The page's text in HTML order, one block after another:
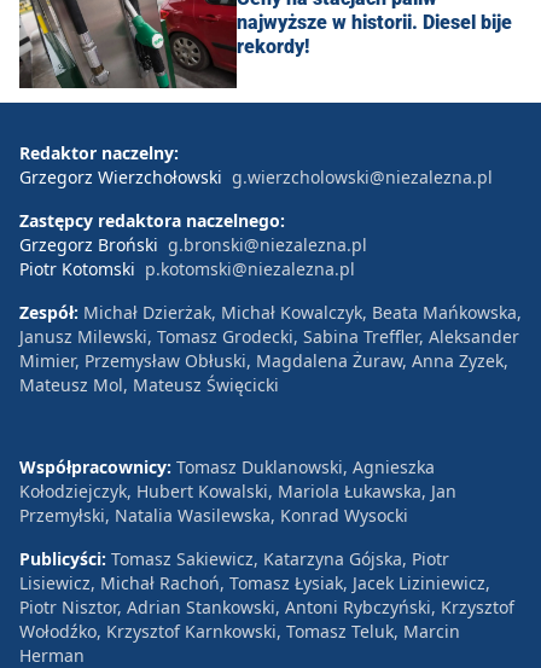
najwyższe w historii. Diesel bije
rekordy!
Redaktor naczelny:
Grzegorz Wierzchołowski g.wierzcholowski@niezalezna.pl
Zastępcy redaktora naczelnego:
Grzegorz Broński g.bronski@niezalezna.pl
Piotr Kotomski p.kotomski@niezalezna.pl
Zespół: Michał Dzierżak, Michał Kowalczyk, Beata Mańkowska,
Janusz Milewski, Tomasz Grodecki, Sabina Treffler, Aleksander
Mimier, Przemysław Obłuski, Magdalena Żuraw, Anna Zyzek,
Mateusz Mol, Mateusz Święcicki
Współpracownicy: Tomasz Duklanowski, Agnieszka
Kołodziejczyk, Hubert Kowalski, Mariola Łukawska, Jan
Przemyłski, Natalia Wasilewska, Konrad Wysocki
Publicyści: Tomasz Sakiewicz, Katarzyna Gójska, Piotr
Lisiewicz, Michał Rachoń, Tomasz Łysiak, Jacek Liziniewicz,
Piotr Nisztor, Adrian Stankowski, Antoni Rybczyński, Krzysztof
Wołodźko, Krzysztof Karnkowski, Tomasz Teluk, Marcin
Herman